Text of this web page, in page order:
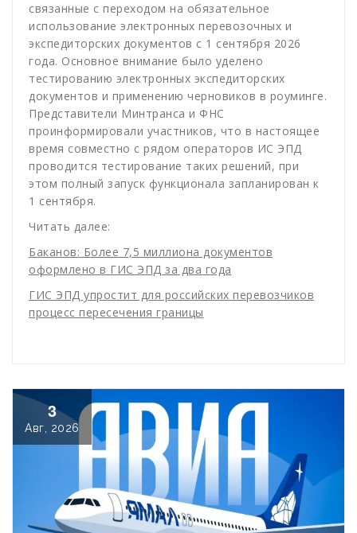
связанные с переходом на обязательное
использование электронных перевозочных и
экспедиторских документов с 1 сентября 2026
года. Основное внимание было уделено
тестированию электронных экспедиторских
документов и применению черновиков в роуминге.
Представители Минтранса и ФНС
проинформировали участников, что в настоящее
время совместно с рядом операторов ИС ЭПД
проводится тестирование таких решений, при
этом полный запуск функционала запланирован к
1 сентября.
Читать далее:
Баканов: Более 7,5 миллиона документов
оформлено в ГИС ЭПД за два года
ГИС ЭПД упростит для российских перевозчиков
процесс пересечения границы
3
Авг, 2026